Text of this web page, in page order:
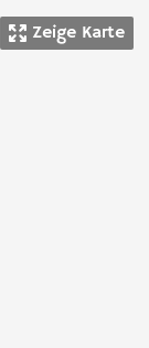
Zeige Karte